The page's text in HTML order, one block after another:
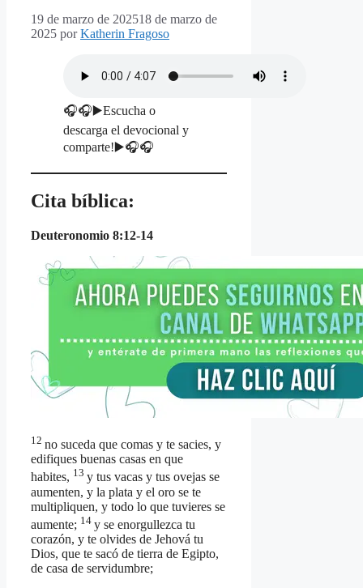
19 de marzo de 202518 de marzo de
2025 porKatherin Fragoso
🎧🎧▶️Escucha o
descarga el devocional y
comparte!▶️🎧🎧
Cita bíblica:
Deuteronomio 8:12-14
12 no suceda que comas y te sacies, y
edifiques buenas casas en que
habites, 13 y tus vacas y tus ovejas se
aumenten, y la plata y el oro se te
multipliquen, y todo lo que tuvieres se
aumente; 14 y se enorgullezca tu
corazón, y te olvides de Jehová tu
Dios, que te sacó de tierra de Egipto,
de casa de servidumbre;